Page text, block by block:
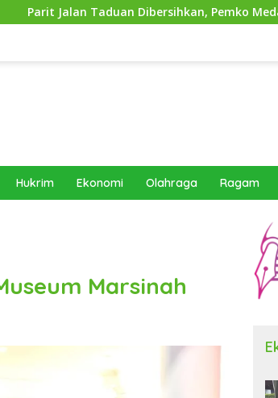
Dibersihkan, Pemko Medan Siapkan
Hukrim Ekonomi Olahraga Ragam
Marsinah